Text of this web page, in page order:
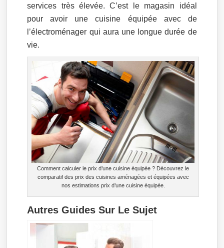
services très élevée. C’est le magasin idéal
pour avoir une cuisine équipée avec de
l’électroménager qui aura une longue durée de
vie.
Comment calculer le prix d’une cuisine équipée ? Découvrez le
comparatif des prix des cuisines aménagées et équipées avec
nos estimations prix d’une cuisine équipée.
Autres Guides Sur Le Sujet